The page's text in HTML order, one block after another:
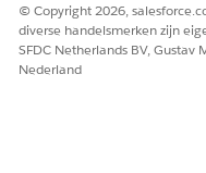
© Copyright 2026,
diverse handelsmerken zijn
SFDC Netherlands BV,
Nederland